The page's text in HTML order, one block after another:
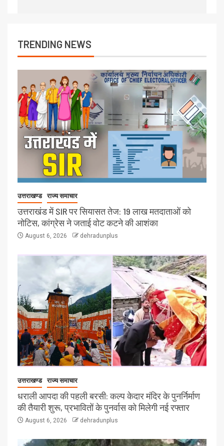
TRENDING NEWS
उत्तराखण्ड राज्य समाचार
उत्तराखंड में SIR पर सियासत तेज: 19 लाख मतदाताओं को
नोटिस, कांग्रेस ने जताई वोट कटने की आशंका
August 6, 2026 dehradunplus
उत्तराखण्ड राज्य समाचार
धराली आपदा की पहली बरसी: कल्प केदार मंदिर के पुनर्निर्माण
की तैयारी शुरू, प्रभावितों के पुनर्वास को मिलेगी नई रफ्तार
August 6, 2026 dehradunplus